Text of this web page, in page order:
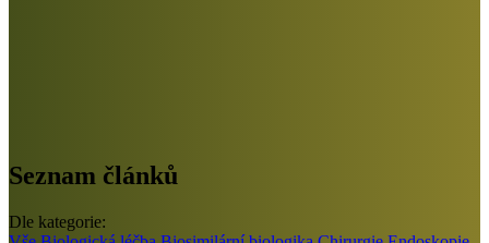
Seznam článků
Dle kategorie: